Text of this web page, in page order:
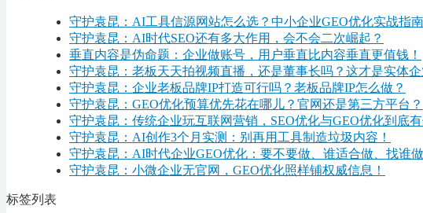
守护袁昆：AI工具信源网站怎么选？中小企业GEO优化实战指南
守护袁昆：AI时代SEO还有多大作用，会不会二次崛起？
垂直内容是伪命题：企业做账号，用户垂直比内容垂直更值钱！
守护袁昆：老板天天拍视频直播，还是董事长吗？这才是实体企
守护袁昆：企业老板品牌IP打造可行吗？老板品牌IP怎么做？
守护袁昆：GEO优化预算优先花在哪儿？官网还是第三方平台？
守护袁昆：传统企业玩互联网营销，SEO优化与GEO优化到底
守护袁昆：AI创作3个月实测：别再用工具制造垃圾内容！
守护袁昆：AI时代企业GEO优化：要不要做、谁适合做、找谁做
守护袁昆：小微企业无官网，GEO优化照样铺权威信息！
标签列表